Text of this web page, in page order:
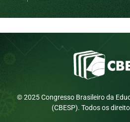
© 2025 Congresso Brasileiro da
(CBESP). Todos os